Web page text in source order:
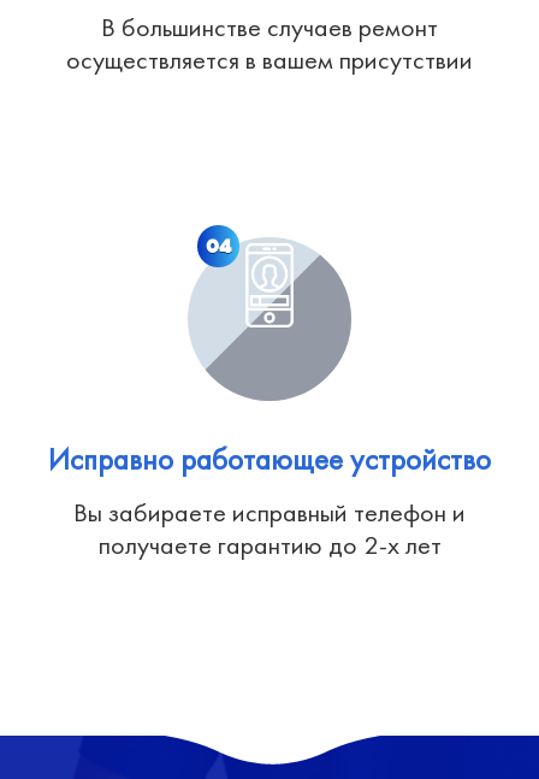
В большинстве случаев ремонт
осуществляется в вашем присутствии
04
Исправно работающее устройство
Вы забираете исправный телефон и
получаете гарантию до 2-х лет